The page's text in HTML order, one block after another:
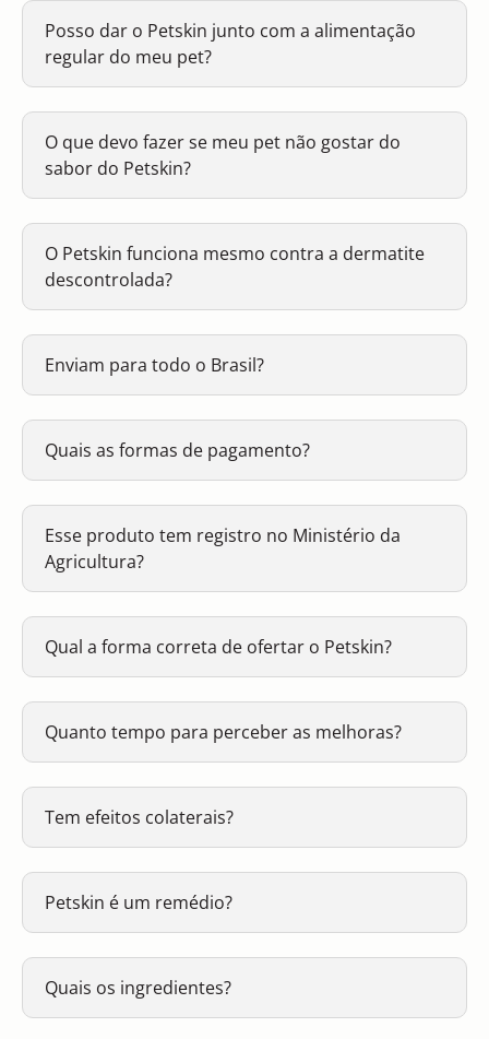
Posso dar o Petskin junto com a alimentação
regular do meu pet?
O que devo fazer se meu pet não gostar do
sabor do Petskin?
O Petskin funciona mesmo contra a dermatite
descontrolada?
Enviam para todo o Brasil?
Quais as formas de pagamento?
Esse produto tem registro no Ministério da
Agricultura?
Qual a forma correta de ofertar o Petskin?
Quanto tempo para perceber as melhoras?
Tem efeitos colaterais?
Petskin é um remédio?
Quais os ingredientes?